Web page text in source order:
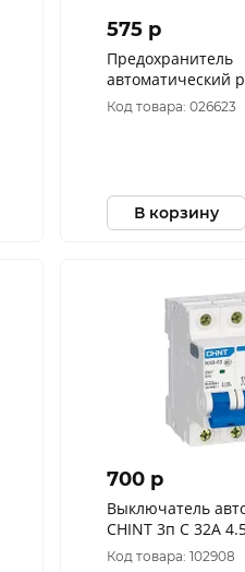
575 p
Предохранитель
автоматический
ПАР-16А-УХЛ4-
Код товара: 026623
В корзину
700 p
Выключатель
CHINT 3п C 32А
296830
Код товара: 102908